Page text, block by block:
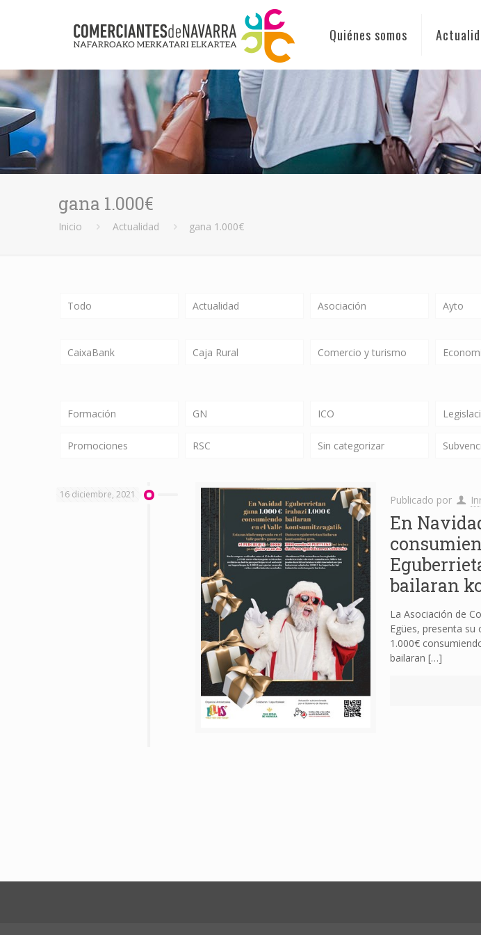
Quiénes somos
gana 1.000€
Inicio Actualidad gana 1.000€
Todo Actualidad Asociación Ayto
CaixaBank Caja Rural Comercio y turismo
Formación GN ICO
Promociones RSC Sin categorizar
16 diciembre, 2021 Publicado por
En
bailaran
La Asociación de
Egües, presenta su
1.000€
bailaran […]